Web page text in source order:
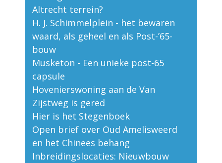
Altrecht terrein?
H. J. Schimmelplein - het bewaren
waard, als geheel en als Post-’65-
bouw
Musketon - Een unieke post-65
capsule
Hovenierswoning aan de Van
Zijstweg is gered
Hier is het Stegenboek
Open brief over Oud Amelisweerd
en het Chinees behang
Inbreidingslocaties: Nieuwbouw